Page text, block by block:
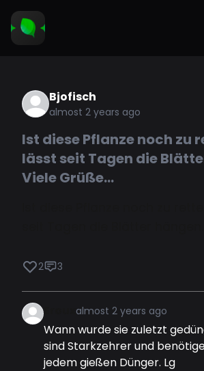
Bjofisch
almost 2 years ago
Ist diese Pflanze noch zu
lässt seit Tagen die
Viele Grüße...
2 3
almost 2 years ago
Wann wurde sie zuletzt
sind Starkzehrer und
jedem gießen Dünger. Lg